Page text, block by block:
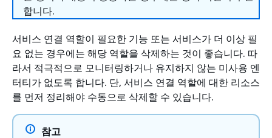
합니다.
서비스 연결 역할이 필요한 기능 또는 서비스가 더 이상 필
요 없는 경우에는 해당 역할을 삭제하는 것이 좋습니다. 따
라서 적극적으로 모니터링하거나 유지하지 않는 미사용 엔
터티가 없도록 합니다. 단, 서비스 연결 역할에 대한 리소스
를 먼저 정리해야 수동으로 삭제할 수 있습니다.
참고